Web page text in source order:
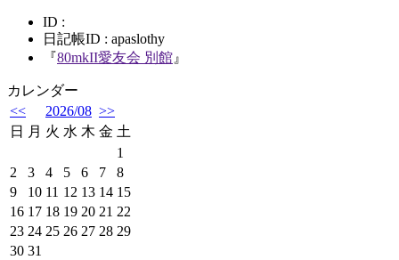
ID :
日記帳ID : apaslothy
『80mkII愛友会 別館 』
カレンダー
<<
2026/08 >>
日
月 火 水 木 金 土
1
2
3 4 5 6 7
8
9
10 11 12 13 14 15
16 17 18 19 20 21 22
23 24 25 26 27 28 29
30 31